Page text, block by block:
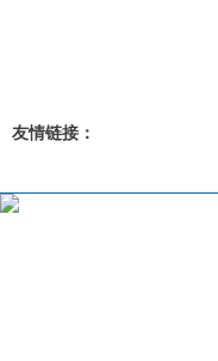
友情链接：